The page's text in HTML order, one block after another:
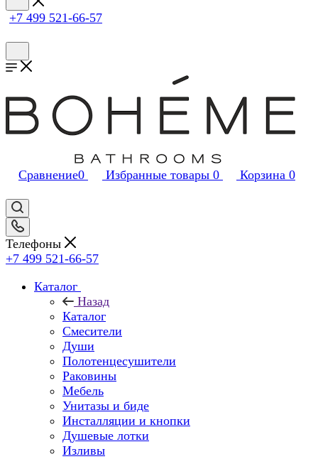
+7 499 521-66-57
Сравнение0 Избранные товары 0 Корзина 0
Телефоны
+7 499 521-66-57
Каталог
Назад
Каталог
Смесители
Души
Полотенцесушители
Раковины
Мебель
Унитазы и биде
Инсталляции и кнопки
Душевые лотки
Изливы